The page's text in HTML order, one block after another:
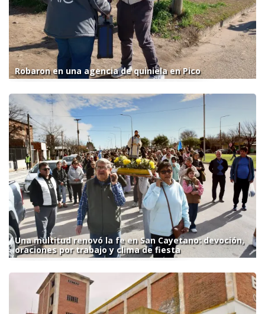
Robaron en una agencia de quiniela en Pico
Una multitud renovó la fe en San Cayetano: devoción,
oraciones por trabajo y clima de fiesta